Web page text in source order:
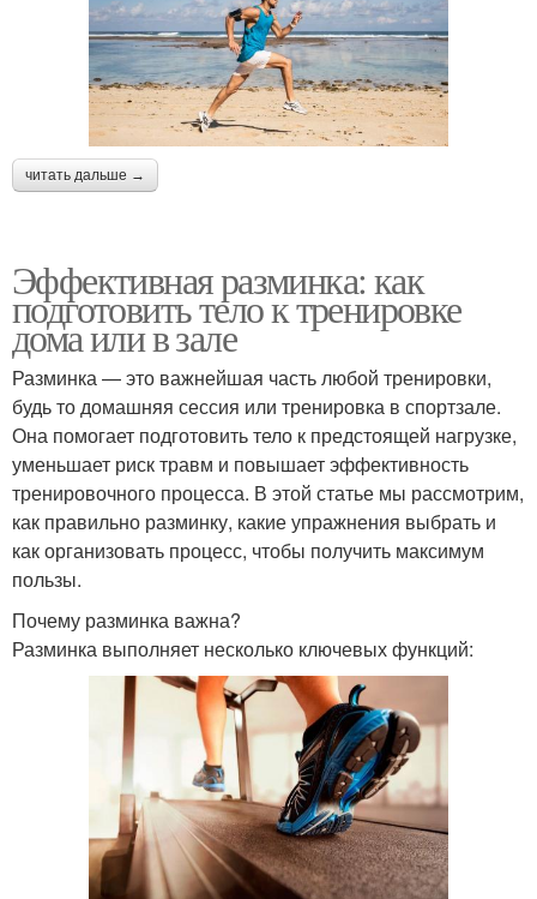
читать дальше →
Эффективная разминка: как
подготовить тело к тренировке
дома или в зале
Разминка — это важнейшая часть любой тренировки,
будь то домашняя сессия или тренировка в спортзале.
Она помогает подготовить тело к предстоящей нагрузке,
уменьшает риск травм и повышает эффективность
тренировочного процесса. В этой статье мы рассмотрим,
как правильно разминку, какие упражнения выбрать и
как организовать процесс, чтобы получить максимум
пользы.
Почему разминка важна?
Разминка выполняет несколько ключевых функций: